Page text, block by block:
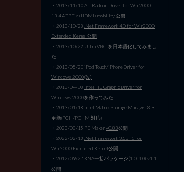
・2013/11/10ATI Radeon Driver for Win2000
13.4 AGPFix+HDMI+mobility 公開
・2013/10/28 .Net Framework 4.0 for Win2000
Extended Kernel公開
・2013/10/22 Ultra VNC を日本語化してみまし
た
・2013/05/20 iPod Touch/iPhone Driver for
Windows 2000(改)
・2013/04/08 Intel HD Graphic Driver for
Windows 2000を作ってみた
・2013/01/18 Intel Matrix Storage Manager 8.9
更新(PCH/PCHM 対応)
・2023/08/15 PE Makerv0.83公開
・2022/02/13 .Net Framework 3.5SP1 for
Win2000 Extended Kernel公開
・2012/09/27XNA一括パッケージ(1.0-4.0) v1.1
公開